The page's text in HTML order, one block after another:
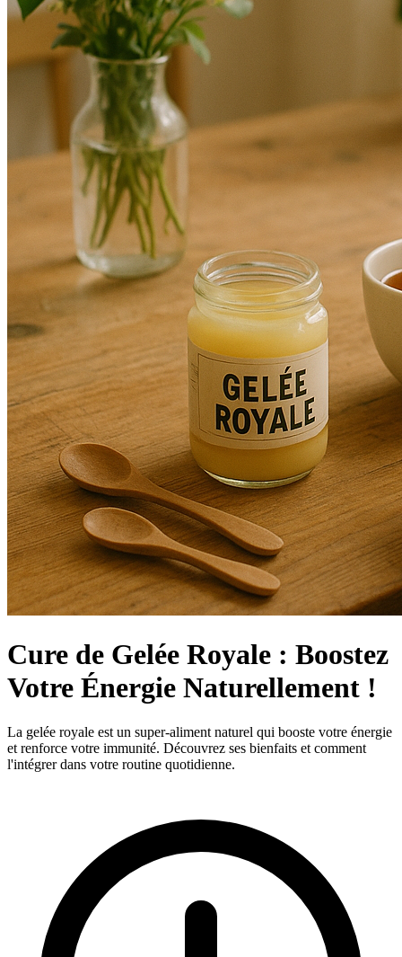
Cure de Gelée Royale : Boostez
Votre Énergie Naturellement !
La gelée royale est un super-aliment naturel qui booste votre énergie
et renforce votre immunité. Découvrez ses bienfaits et comment
l'intégrer dans votre routine quotidienne.